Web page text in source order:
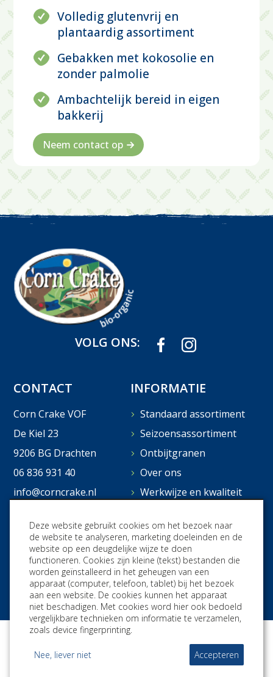
Volledig glutenvrij en
plantaardig assortiment
Gebakken met kokosolie en
zonder palmolie
Ambachtelijk bereid in eigen
bakkerij
Neem contact op
VOLG ONS:
CONTACT
Corn Crake VOF
De Kiel 23
9206 BG Drachten
06 836 931 40
info@corncrake.nl
INFORMATIE
Standaard assortiment
Seizoensassortiment
Ontbijtgranen
Over ons
Werkwijze en kwaliteit
Verkooppunten
Contact
Algemene voorwaarden
Deze website gebruikt cookies om het bezoek naar
de website te analyseren, marketing doeleinden en de
website op een deugdelijke wijze te doen
functioneren. Cookies zijn kleine (tekst) bestanden die
worden geïnstalleerd in het geheugen van een
apparaat (computer, telefoon, tablet) bij het bezoek
aan een website. De cookies kunnen het apparaat
niet beschadigen. Met cookies word hier ook bedoeld
vergelijkbare technieken om informatie te verzamelen,
zoals device fingerprinting.
Nee, liever niet Accepteren